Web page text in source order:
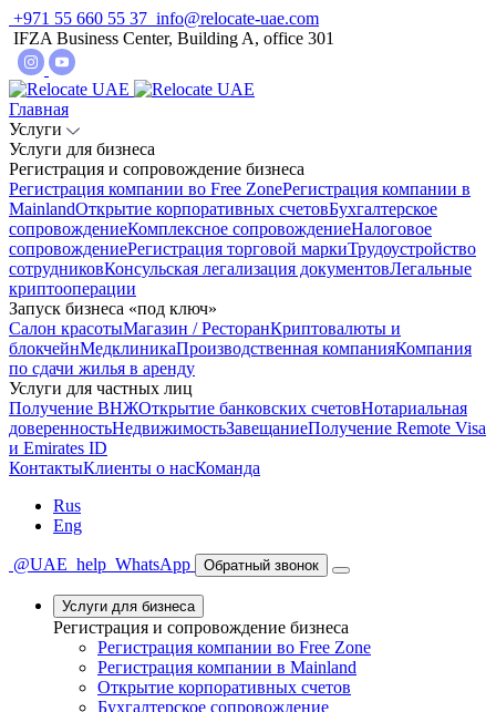
+971 55 660 55 37 info@relocate-uae.com
IFZA Business Center, Building A, office 301
Главная
Услуги
Услуги для бизнеса
Регистрация и сопровождение бизнеса
Регистрация компании во Free ZoneРегистрация компании в
MainlandОткрытие корпоративных счетовБухгалтерское
сопровождениеКомплексное сопровождениеНалоговое
сопровождениеРегистрация торговой маркиТрудоустройство
сотрудниковКонсульская легализация документовЛегальные
криптооперации
Запуск бизнеса «под ключ»
Салон красотыМагазин / РесторанКриптовалюты и
блокчейнМедклиникаПроизводственная компанияКомпания
по сдачи жилья в аренду
Услуги для частных лиц
Получение ВНЖОткрытие банковских счетовНотариальная
доверенностьНедвижимостьЗавещаниеПолучение Remote Visa
и Emirates ID
КонтактыКлиенты о насКоманда
Rus
Eng
@UAE_help WhatsApp Обратный звонок
Услуги для бизнеса
Регистрация и сопровождение бизнеса
Регистрация компании во Free Zone
Регистрация компании в Mainland
Открытие корпоративных счетов
Бухгалтерское сопровождение